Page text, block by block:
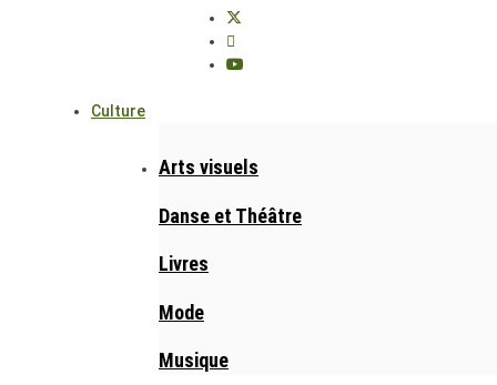
Culture
Arts visuels
Danse et Théâtre
Livres
Mode
Musique